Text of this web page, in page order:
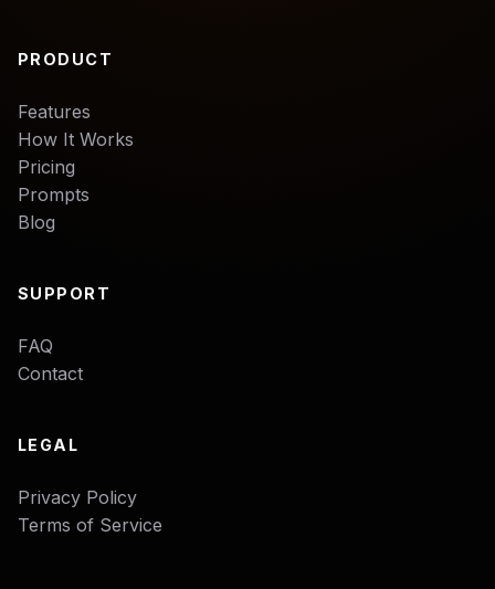
PRODUCT
Features
How It Works
Pricing
Prompts
Blog
SUPPORT
FAQ
Contact
LEGAL
Privacy Policy
Terms of Service